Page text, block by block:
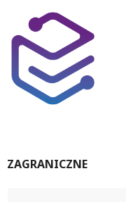
ZAGRANICZNE